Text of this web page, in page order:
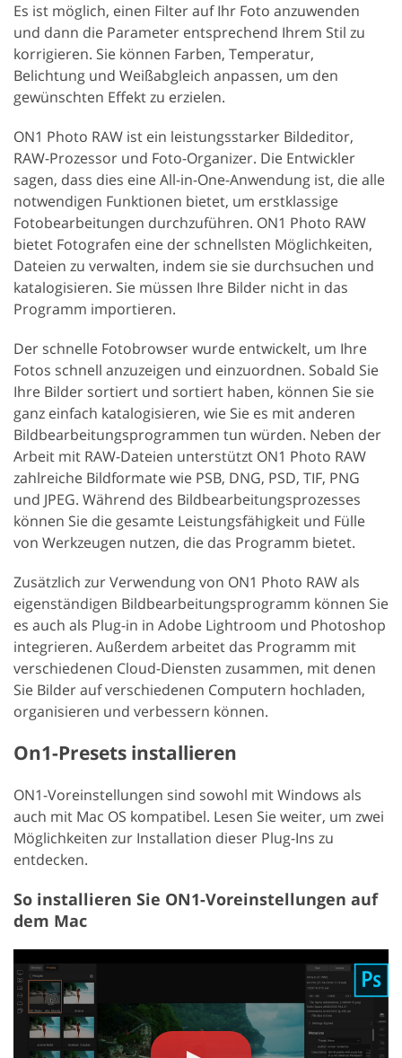
Es ist möglich, einen Filter auf Ihr Foto anzuwenden
und dann die Parameter entsprechend Ihrem Stil zu
korrigieren. Sie können Farben, Temperatur,
Belichtung und Weißabgleich anpassen, um den
gewünschten Effekt zu erzielen.
ON1 Photo RAW ist ein leistungsstarker Bildeditor,
RAW-Prozessor und Foto-Organizer. Die Entwickler
sagen, dass dies eine All-in-One-Anwendung ist, die alle
notwendigen Funktionen bietet, um erstklassige
Fotobearbeitungen durchzuführen. ON1 Photo RAW
bietet Fotografen eine der schnellsten Möglichkeiten,
Dateien zu verwalten, indem sie sie durchsuchen und
katalogisieren. Sie müssen Ihre Bilder nicht in das
Programm importieren.
Der schnelle Fotobrowser wurde entwickelt, um Ihre
Fotos schnell anzuzeigen und einzuordnen. Sobald Sie
Ihre Bilder sortiert und sortiert haben, können Sie sie
ganz einfach katalogisieren, wie Sie es mit anderen
Bildbearbeitungsprogrammen tun würden. Neben der
Arbeit mit RAW-Dateien unterstützt ON1 Photo RAW
zahlreiche Bildformate wie PSB, DNG, PSD, TIF, PNG
und JPEG. Während des Bildbearbeitungsprozesses
können Sie die gesamte Leistungsfähigkeit und Fülle
von Werkzeugen nutzen, die das Programm bietet.
Zusätzlich zur Verwendung von ON1 Photo RAW als
eigenständigen Bildbearbeitungsprogramm können Sie
es auch als Plug-in in Adobe Lightroom und Photoshop
integrieren. Außerdem arbeitet das Programm mit
verschiedenen Cloud-Diensten zusammen, mit denen
Sie Bilder auf verschiedenen Computern hochladen,
organisieren und verbessern können.
On1-Presets installieren
ON1-Voreinstellungen sind sowohl mit Windows als
auch mit Mac OS kompatibel. Lesen Sie weiter, um zwei
Möglichkeiten zur Installation dieser Plug-Ins zu
entdecken.
So installieren Sie ON1-Voreinstellungen auf
dem Mac